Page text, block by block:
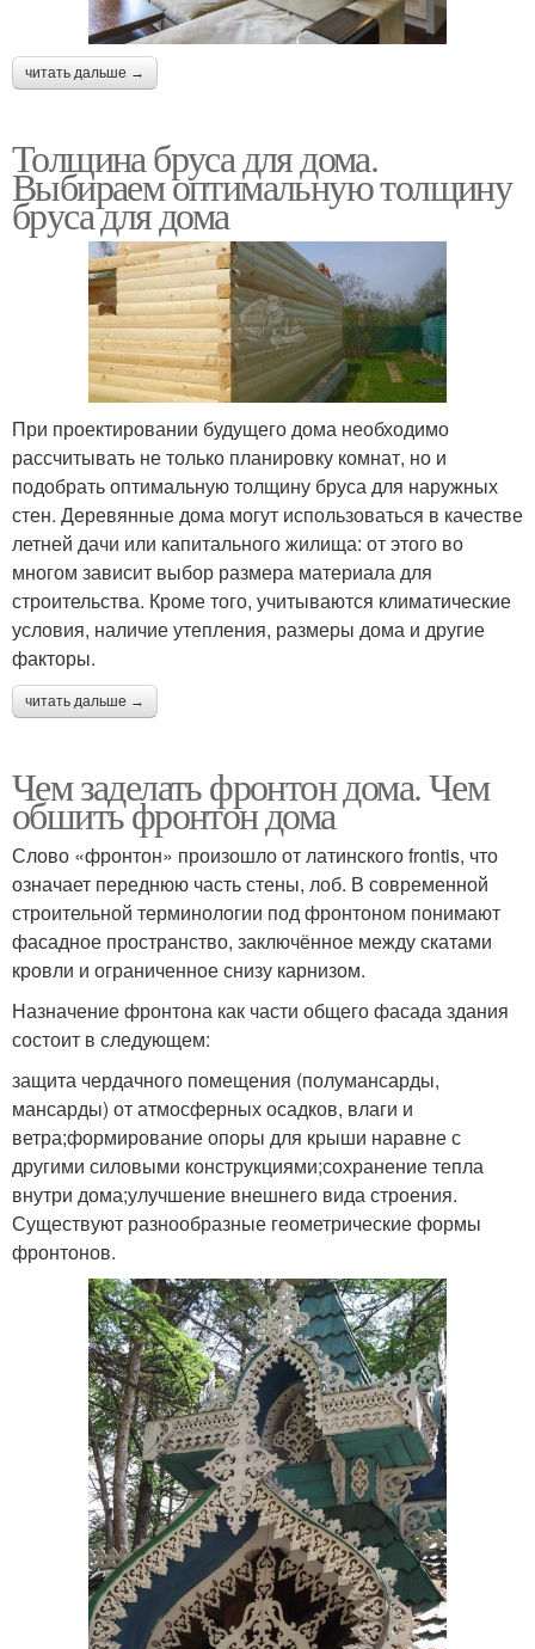
читать дальше →
Толщина бруса для дома.
Выбираем оптимальную толщину
бруса для дома
При проектировании будущего дома необходимо
рассчитывать не только планировку комнат, но и
подобрать оптимальную толщину бруса для наружных
стен. Деревянные дома могут использоваться в качестве
летней дачи или капитального жилища: от этого во
многом зависит выбор размера материала для
строительства. Кроме того, учитываются климатические
условия, наличие утепления, размеры дома и другие
факторы.
читать дальше →
Чем заделать фронтон дома. Чем
обшить фронтон дома
Слово «фронтон» произошло от латинского frontis, что
означает переднюю часть стены, лоб. В современной
строительной терминологии под фронтоном понимают
фасадное пространство, заключённое между скатами
кровли и ограниченное снизу карнизом.
Назначение фронтона как части общего фасада здания
состоит в следующем:
защита чердачного помещения (полумансарды,
мансарды) от атмосферных осадков, влаги и
ветра;формирование опоры для крыши наравне с
другими силовыми конструкциями;сохранение тепла
внутри дома;улучшение внешнего вида строения.
Существуют разнообразные геометрические формы
фронтонов.